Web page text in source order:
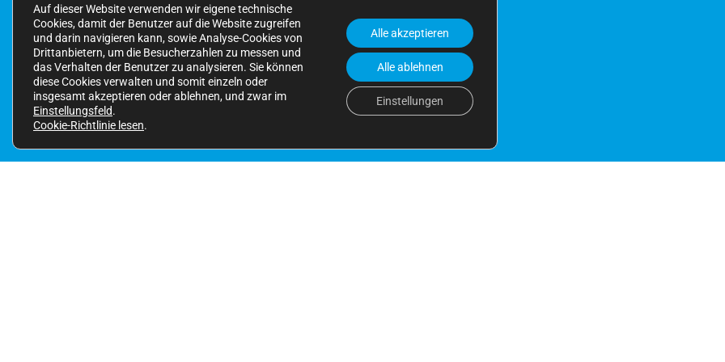
Auf dieser Website verwenden wir eigene technische
Cookies, damit der Benutzer auf die Website zugreifen
und darin navigieren kann, sowie Analyse-Cookies von
Drittanbietern, um die Besucherzahlen zu messen und
das Verhalten der Benutzer zu analysieren. Sie können
diese Cookies verwalten und somit einzeln oder
insgesamt akzeptieren oder ablehnen, und zwar im
Einstellungsfeld.
Cookie-Richtlinie lesen.
Alle akzeptieren
Alle ablehnen
Einstellungen